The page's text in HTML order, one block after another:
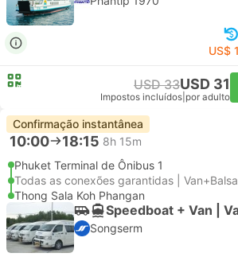
US$
USD 33USD 31
Impostos incluídos por adulto
Confirmação instantânea
10:00 18:15 8h 15m
Phuket Terminal de Ônibus 1
Todas as conexões garantidas | Van+Balsa
Thong Sala Koh Phangan
Speedboat + Van |
Songserm